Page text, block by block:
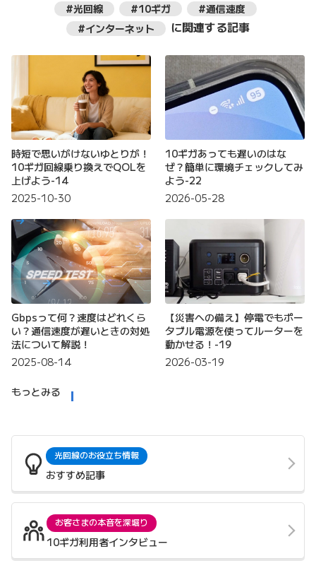
#光回線 #10ギガ
#通信速度
#インターネット
に関連する記事
時短で思いがけないゆとりが！
10ギガ回線乗り換えでQOLを
上げよう-14
2025-10-30
10ギガあっても遅いのはな
ぜ？簡単に環境チェックしてみ
よう-22
2026-05-28
Gbpsって何？速度はどれくら
い？通信速度が遅いときの対処
法について解説！
2025-08-14
【災害への備え】停電でもポー
タブル電源を使ってルーターを
動かせる！-19
2026-03-19
もっとみる
光回線のお役立ち情報
おすすめ記事
お客さまの本音を深堀り
10ギガ利用者インタビュー